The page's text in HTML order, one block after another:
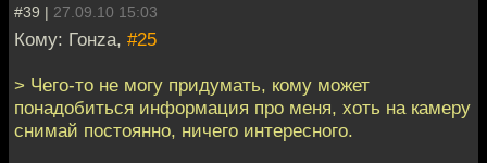
#39 | 27.09.10 15:03
Кому: Гонzа, #25
> Чего-то не могу придумать, кому может
понадобиться информация про меня, хоть на камеру
снимай постоянно, ничего интересного.